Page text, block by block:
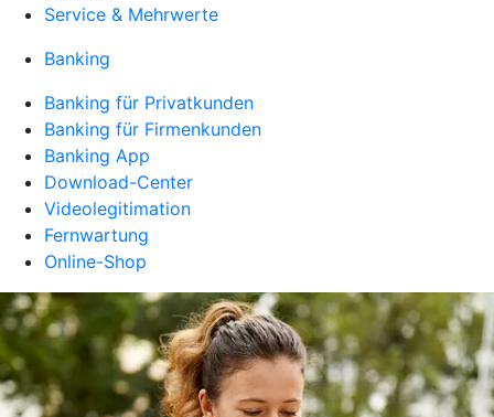
Service & Mehrwerte
Banking
Banking für Privatkunden
Banking für Firmenkunden
Banking App
Download-Center
Videolegitimation
Fernwartung
Online-Shop